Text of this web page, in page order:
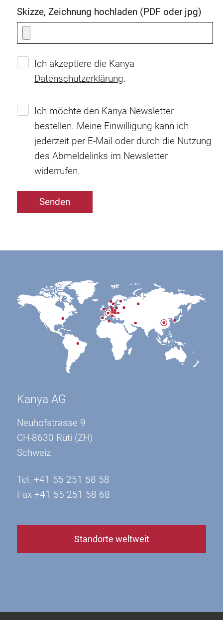
Skizze, Zeichnung hochladen (PDF oder jpg)
Ich akzeptiere die Kanya
Datenschutzerklärung.
Ich möchte den Kanya Newsletter
bestellen. Meine Einwilligung kann ich
jederzeit per E-Mail oder durch die Nutzung
des Abmeldelinks im Newsletter
widerrufen.
Kanya AG
Neuhofstrasse 9
CH-8630 Rüti (ZH)
Schweiz
Tel. +41 55 251 58 58
Fax +41 55 251 58 68
Standorte weltweit